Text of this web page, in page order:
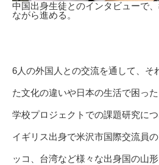
中国出身生徒とのインタビューで
ながら進める。
6人の外国人との交流を通して、そ
た文化の違いや日本の生活で困っ
学校プロジェクトでの課題研究につ
イギリス出身で米沢市国際交流員
ッコ、台湾など様々な出身国の山